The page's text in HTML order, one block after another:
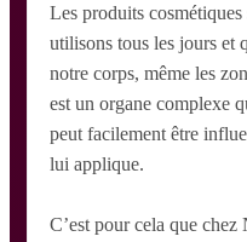
Les produits
utilisons tous les jours et
notre corps, même les
est un organe complexe
peut facilement être
lui applique.
C’est pour cela que